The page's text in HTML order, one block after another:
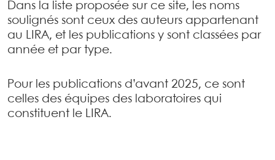
Dans la liste proposée sur ce site, les noms
soulignés sont ceux des auteurs appartenant
au LIRA, et les publications y sont classées par
année et par type.
Pour les publications d’avant 2025, ce sont
celles des équipes des laboratoires qui
constituent le LIRA.